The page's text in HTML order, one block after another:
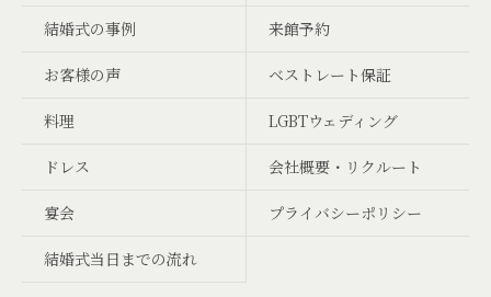
結婚式の事例
お客様の声
料理
ドレス
宴会
結婚式当日までの流れ
来館予約
ベストレート保証
LGBTウェディング
会社概要・リクルート
プライバシーポリシー